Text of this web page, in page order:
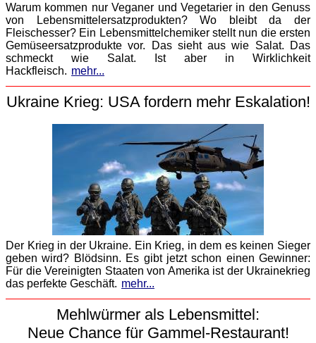
Warum kommen nur Veganer und Vegetarier in den Genuss
von Lebensmittelersatzprodukten? Wo bleibt da der
Fleischesser? Ein Lebensmittelchemiker stellt nun die ersten
Gemüseersatzprodukte vor. Das sieht aus wie Salat. Das
schmeckt wie Salat. Ist aber in Wirklichkeit
Hackfleisch. mehr...
Ukraine Krieg: USA fordern mehr Eskalation!
Der Krieg in der Ukraine. Ein Krieg, in dem es keinen Sieger
geben wird? Blödsinn. Es gibt jetzt schon einen Gewinner:
Für die Vereinigten Staaten von Amerika ist der Ukrainekrieg
das perfekte Geschäft. mehr...
Mehlwürmer als Lebensmittel:
Neue Chance für Gammel-Restaurant!